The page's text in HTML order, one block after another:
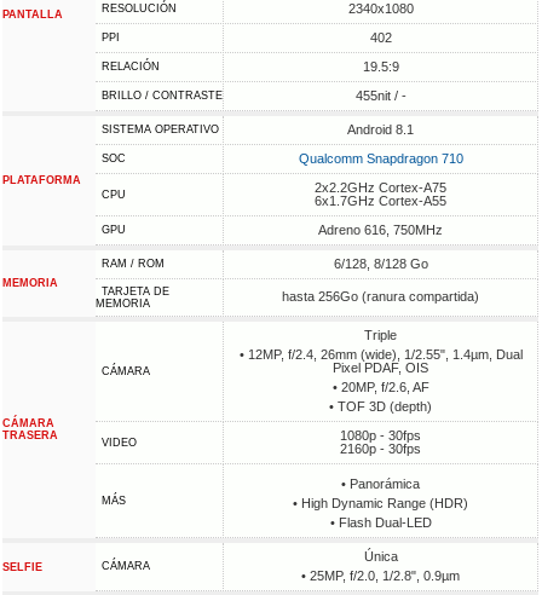
PANTALLA RESOLUCIÓN 2340x1080
PPI 402
RELACIÓN 19.5:9
BRILLO / CONTRASTE 455nit / -
PLATAFORMA
SISTEMA OPERATIVO Android 8.1
SOC Qualcomm Snapdragon 710
CPU
2x2.2GHz Cortex-A75
6x1.7GHz Cortex-A55
GPU Adreno 616, 750MHz
MEMORIA
RAM / ROM 6/128, 8/128 Go
TARJETA DE
MEMORIA
hasta 256Go (ranura compartida)
CÁMARA
TRASERA
CÁMARA
Triple
• 12MP, f/2.4, 26mm (wide), 1/2.55", 1.4µm, Dual
Pixel PDAF, OIS
• 20MP, f/2.6, AF
• TOF 3D (depth)
VIDEO
1080p - 30fps
2160p - 30fps
MÁS
• Panorámica
• High Dynamic Range (HDR)
• Flash Dual-LED
SELFIE CÁMARA
Única
• 25MP, f/2.0, 1/2.8", 0.9µm